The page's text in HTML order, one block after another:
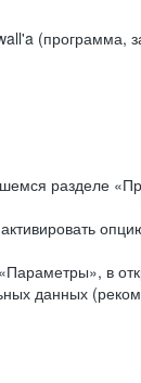
разделе
в
данных